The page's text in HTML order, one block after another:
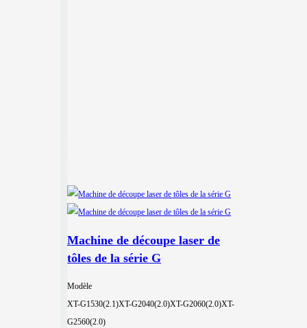
Machine de découpe laser de
tôles de la série G
Modèle
XT-G1530(2.1)XT-G2040(2.0)XT-G2060(2.0)XT-
G2560(2.0)